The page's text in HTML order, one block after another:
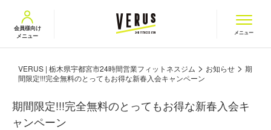
VERUS ヴェルス
会員様向け
メニュー
メニュー
VERUS | 栃木県宇都宮市24時間営業フィットネスジム > お知らせ > 期
間限定!!!完全無料のとってもお得な新春入会キャンペーン
期間限定!!!完全無料のとってもお得な新春入会キ
ャンペーン